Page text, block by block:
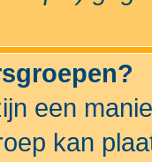
een
kan